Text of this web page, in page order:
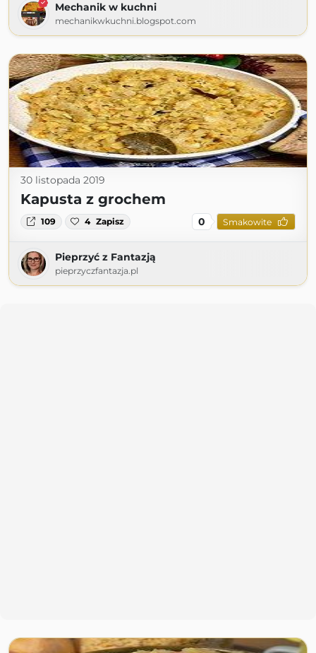
Mechanik w kuchni
mechanikwkuchni.blogspot.com
30 listopada 2019
Kapusta z grochem
109 4 Zapisz 0 Smakowite
Pieprzyć z Fantazją
pieprzyczfantazja.pl